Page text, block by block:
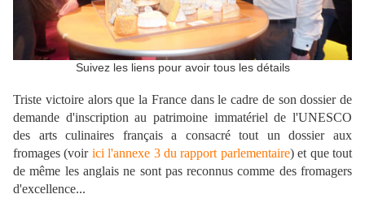
Suivez les liens pour avoir tous les détails
Triste victoire alors que la France dans le cadre de son dossier de
demande d'inscription au patrimoine immatériel de l'UNESCO
des arts culinaires français a consacré tout un dossier aux
fromages (voir ici l'annexe 3 du rapport parlementaire) et que tout
de même les anglais ne sont pas reconnus comme des fromagers
d'excellence...